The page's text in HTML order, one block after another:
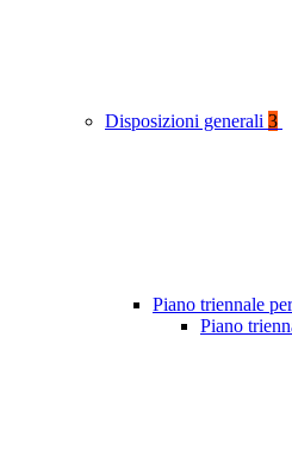
Disposizioni generali 3
Piano triennale
Piano